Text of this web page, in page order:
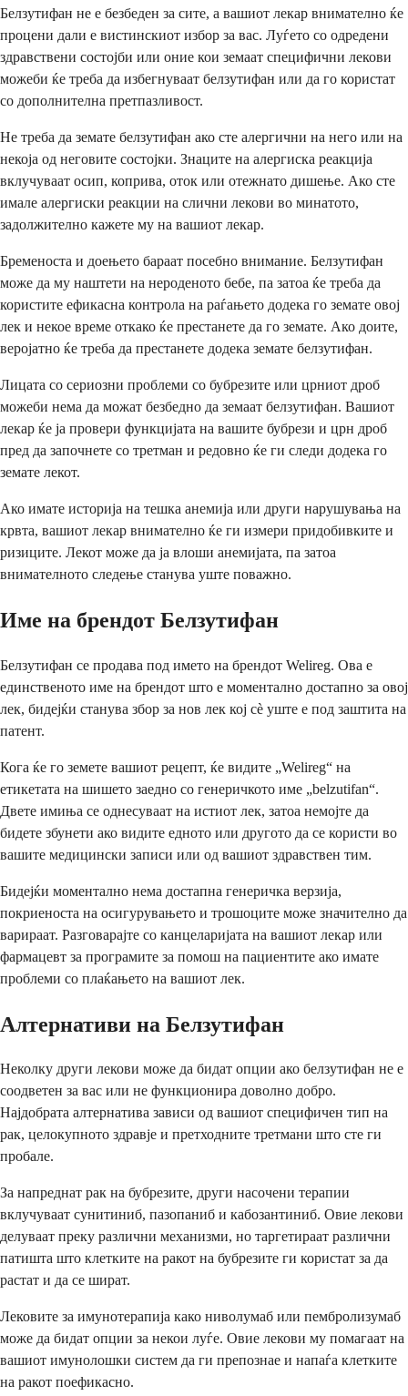
Белзутифан не е безбеден за сите, а вашиот лекар внимателно ќе
процени дали е вистинскиот избор за вас. Луѓето со одредени
здравствени состојби или оние кои земаат специфични лекови
можеби ќе треба да избегнуваат белзутифан или да го користат
со дополнителна претпазливост.
Не треба да земате белзутифан ако сте алергични на него или на
некоја од неговите состојки. Знаците на алергиска реакција
вклучуваат осип, коприва, оток или отежнато дишење. Ако сте
имале алергиски реакции на слични лекови во минатото,
задолжително кажете му на вашиот лекар.
Бременоста и доењето бараат посебно внимание. Белзутифан
може да му наштети на нероденото бебе, па затоа ќе треба да
користите ефикасна контрола на раѓањето додека го земате овој
лек и некое време откако ќе престанете да го земате. Ако доите,
веројатно ќе треба да престанете додека земате белзутифан.
Лицата со сериозни проблеми со бубрезите или црниот дроб
можеби нема да можат безбедно да земаат белзутифан. Вашиот
лекар ќе ја провери функцијата на вашите бубрези и црн дроб
пред да започнете со третман и редовно ќе ги следи додека го
земате лекот.
Ако имате историја на тешка анемија или други нарушувања на
крвта, вашиот лекар внимателно ќе ги измери придобивките и
ризиците. Лекот може да ја влоши анемијата, па затоа
внимателното следење станува уште поважно.
Име на брендот Белзутифан
Белзутифан се продава под името на брендот Welireg. Ова е
единственото име на брендот што е моментално достапно за овој
лек, бидејќи станува збор за нов лек кој сè уште е под заштита на
патент.
Кога ќе го земете вашиот рецепт, ќе видите „Welireg“ на
етикетата на шишето заедно со генеричкото име „belzutifan“.
Двете имиња се однесуваат на истиот лек, затоа немојте да
бидете збунети ако видите едното или другото да се користи во
вашите медицински записи или од вашиот здравствен тим.
Бидејќи моментално нема достапна генеричка верзија,
покриеноста на осигурувањето и трошоците може значително да
варираат. Разговарајте со канцеларијата на вашиот лекар или
фармацевт за програмите за помош на пациентите ако имате
проблеми со плаќањето на вашиот лек.
Алтернативи на Белзутифан
Неколку други лекови може да бидат опции ако белзутифан не е
соодветен за вас или не функционира доволно добро.
Најдобрата алтернатива зависи од вашиот специфичен тип на
рак, целокупното здравје и претходните третмани што сте ги
пробале.
За напреднат рак на бубрезите, други насочени терапии
вклучуваат сунитиниб, пазопаниб и кабозантиниб. Овие лекови
делуваат преку различни механизми, но таргетираат различни
патишта што клетките на ракот на бубрезите ги користат за да
растат и да се шират.
Лековите за имунотерапија како ниволумаб или пембролизумаб
може да бидат опции за некои луѓе. Овие лекови му помагаат на
вашиот имунолошки систем да ги препознае и напаѓа клетките
на ракот поефикасно.